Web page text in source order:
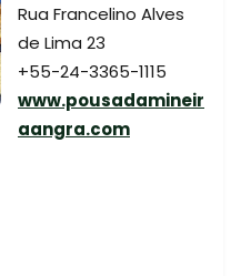
Rua Francelino Alves
de Lima 23
+55-24-3365-1115
www.pousadamineir
aangra.com